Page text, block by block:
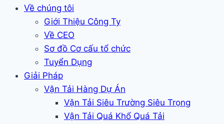
Về chúng tôi
Giới Thiệu Công Ty
Về CEO
Sơ đồ Cơ cấu tổ chức
Tuyển Dụng
Giải Pháp
Vận Tải Hàng Dự Án
Vận Tải Siêu Trường Siêu Trọng
Vận Tải Quá Khổ Quá Tải